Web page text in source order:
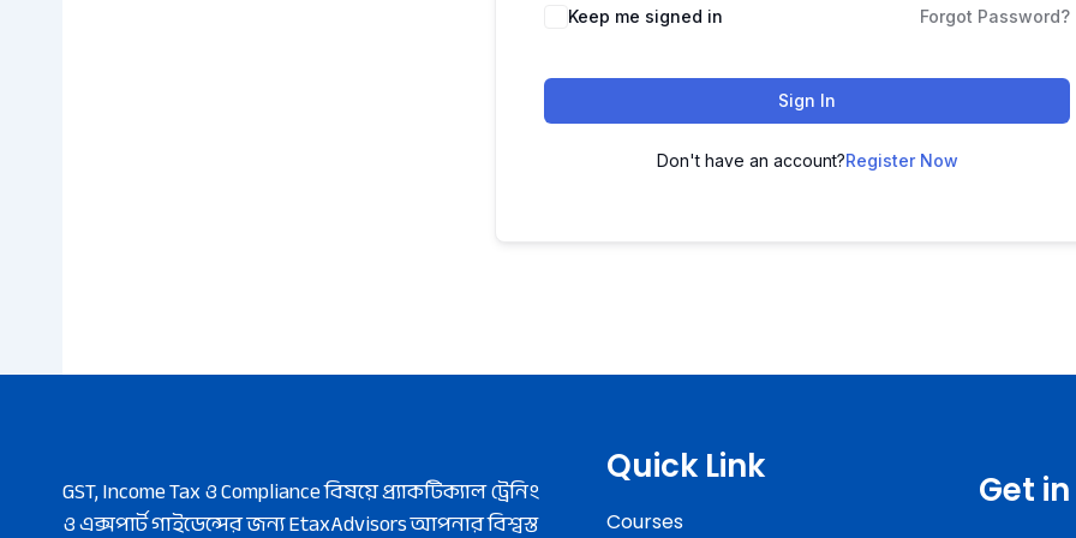
Keep me signed in Forgot Password?
Sign In
Don't have an account?Register Now
GST, Income Tax ও Compliance বিষয়ে প্র্যাকটিক্যাল ট্রেনিং
ও এক্সপার্ট গাইডেন্সের জন্য EtaxAdvisors আপনার বিশ্বস্ত
Quick Link
Courses
Get